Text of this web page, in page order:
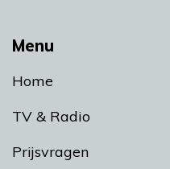
Menu
Home
TV & Radio
Prijsvragen